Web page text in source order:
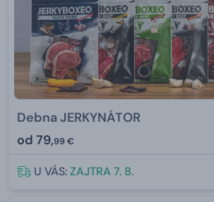
Debna JERKYNÁTOR
od 79,99 €
U VÁS:ZAJTRA 7. 8.